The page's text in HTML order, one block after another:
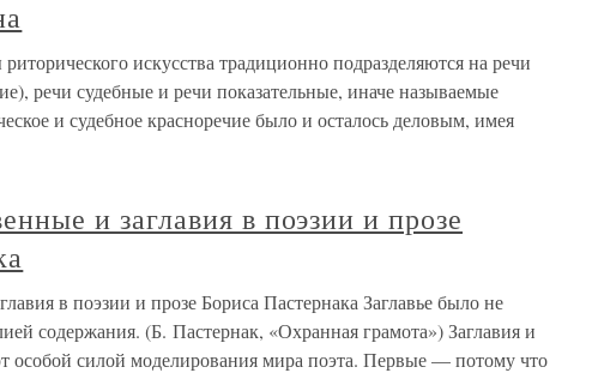
искусства традиционно подразделяются на речи
речи судебные и речи показательные, иначе называемые
и судебное красноречие было и осталось деловым, имея
и заглавия в поэзии и прозе
в поэзии и прозе Бориса Пастернака Заглавье было не
содержания. (Б. Пастернак, «Охранная грамота») Заглавия и
особой силой моделирования мира поэта. Первые — потому что